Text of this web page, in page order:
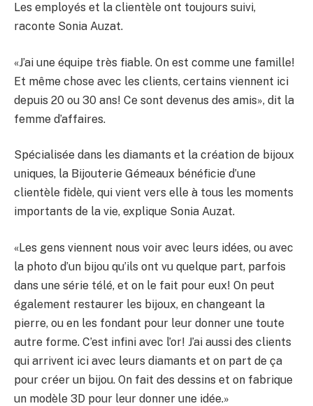
Les employés et la clientèle ont toujours suivi,
raconte Sonia Auzat.
«J’ai une équipe très fiable. On est comme une famille!
Et même chose avec les clients, certains viennent ici
depuis 20 ou 30 ans! Ce sont devenus des amis», dit la
femme d’affaires.
Spécialisée dans les diamants et la création de bijoux
uniques, la Bijouterie Gémeaux bénéficie d’une
clientèle fidèle, qui vient vers elle à tous les moments
importants de la vie, explique Sonia Auzat.
«Les gens viennent nous voir avec leurs idées, ou avec
la photo d’un bijou qu’ils ont vu quelque part, parfois
dans une série télé, et on le fait pour eux! On peut
également restaurer les bijoux, en changeant la
pierre, ou en les fondant pour leur donner une toute
autre forme. C’est infini avec l’or! J’ai aussi des clients
qui arrivent ici avec leurs diamants et on part de ça
pour créer un bijou. On fait des dessins et on fabrique
un modèle 3D pour leur donner une idée.»